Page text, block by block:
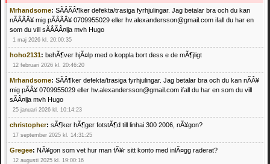
Mrhandsome: SÃÂÃÂ¶ker defekta/trasiga fyrhjulingar. Jag betalar bra och du kan
nÃÂÃÂ¥ mig pÃÂÃÂ¥ 0709955029 eller hv.alexandersson@gmail.com ifall du har en
som du vill sÃÂÃÂ¤lja mvh Hugo
1 maj 2026 kl. 20:00:35
hoho2131: behÃ¶ver hjÃ¤lp med o koppla bort dess e de mÃ¶jligt
12 februari 2026 kl. 20:46:20
Mrhandsome: SÃÂ¶ker defekta/trasiga fyrhjulingar. Jag betalar bra och du kan nÃÂ¥
mig pÃÂ¥ 0709955029 eller hv.alexandersson@gmail.com ifall du har en som du vill
sÃÂ¤lja mvh Hugo
25 januari 2026 kl. 10:14:23
christopher: sÃ¶ker hÃ¶ger fotstÃ¶d till linhai 300 2006, nÃ¥gon?
17 september 2025 kl. 14:31:25
Gregee: NÃ¥gon som vet hur man fÃ¥r sitt konto med inlÃ¤gg raderat?
12 augusti 2025 kl. 19:00:16